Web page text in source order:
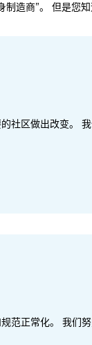
制造商”。 但是您
社区做出改变。
范正常化。 我们